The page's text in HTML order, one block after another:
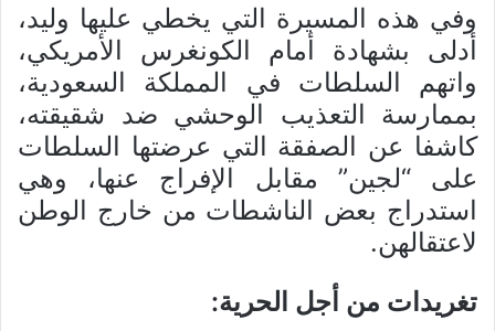
وفي هذه المسيرة التي يخطي عليها وليد،
أدلى بشهادة أمام الكونغرس الأمريكي،
واتهم السلطات في المملكة السعودية،
بممارسة التعذيب الوحشي ضد شقيقته،
كاشفا عن الصفقة التي عرضتها السلطات
على “لجين” مقابل الإفراج عنها، وهي
استدراج بعض الناشطات من خارج الوطن
لاعتقالهن.
تغريدات من أجل الحرية: